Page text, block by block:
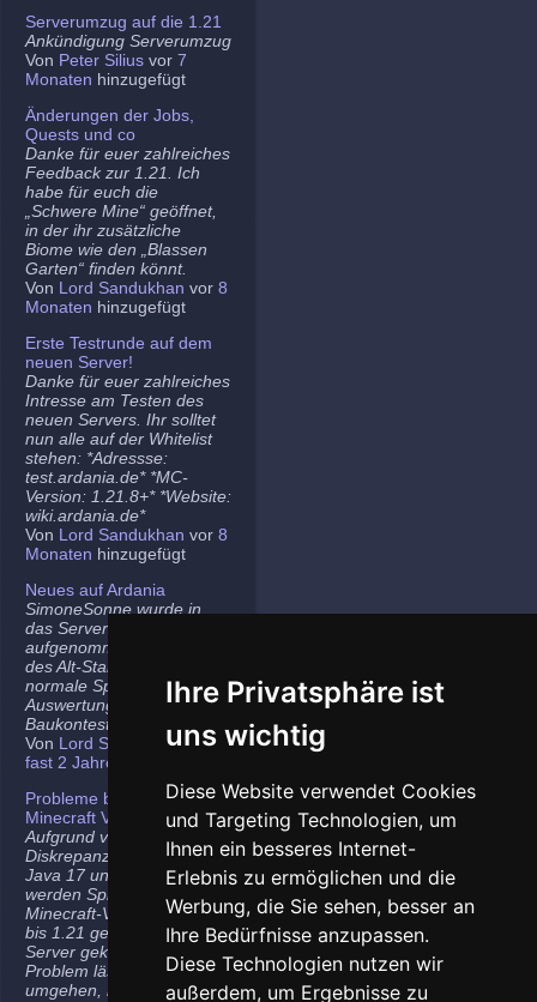
Ihre Privatsphäre ist
uns wichtig
Diese Website verwendet Cookies
und Targeting Technologien, um
Ihnen ein besseres Internet-
Erlebnis zu ermöglichen und die
Werbung, die Sie sehen, besser an
Ihre Bedürfnisse anzupassen.
Diese Technologien nutzen wir
außerdem, um Ergebnisse zu
Serverumzug auf die 1.21
Ankündigung Serverumzug
Von Peter Silius vor 7
Monaten hinzugefügt
Änderungen der Jobs,
Quests und co
Danke für euer zahlreiches
Feedback zur 1.21. Ich
habe für euch die
„Schwere Mine“ geöffnet,
in der ihr zusätzliche
Biome wie den „Blassen
Garten“ finden könnt.
Von Lord Sandukhan vor 8
Monaten hinzugefügt
Erste Testrunde auf dem
neuen Server!
Danke für euer zahlreiches
Intresse am Testen des
neuen Servers. Ihr solltet
nun alle auf der Whitelist
stehen: *Adressse:
test.ardania.de* *MC-
Version: 1.21.8+* *Website:
wiki.ardania.de*
Von Lord Sandukhan vor 8
Monaten hinzugefügt
Neues auf Ardania
SimoneSonne wurde in
das Server-Team
aufgenommen, Freigabe
des Alt-Stammi Ranges für
normale Spieler,
Auswertung des letzten
Baukontest.
Von Lord Sandukhanvor
fast 2 Jahren
Probleme bei neueren
Minecraft Versionen
Aufgrund von
Diskrepanzen zwischen
Java 17 und Java 21
werden Spieler auf den
Minecraft-Versionen 1.20.5
bis 1.21 gelegentlich vom
Server gekickt. Das
Problem lässt sich
umgehen, indem ihr die